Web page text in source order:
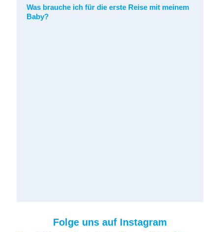
Was brauche ich für die erste Reise mit meinem
Baby?
Folge uns auf Instagram